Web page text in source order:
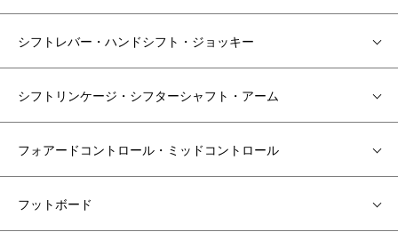
シフトレバー・ハンドシフト・ジョッキー
シフトリンケージ・シフターシャフト・アーム
フォアードコントロール・ミッドコントロール
フットボード